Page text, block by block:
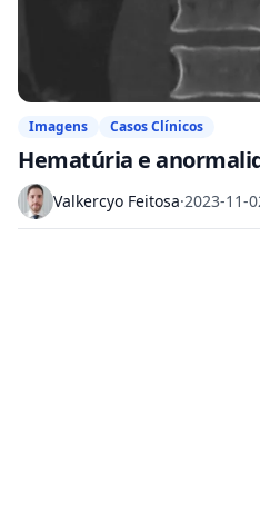
Imagens Casos Clínicos
Hematúria e
Valkercyo Feitosa·2023-11-